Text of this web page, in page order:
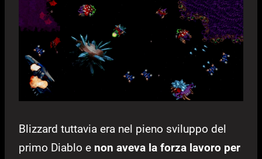
Blizzard tuttavia era nel pieno sviluppo del
primo Diablo e non aveva la forza lavoro per